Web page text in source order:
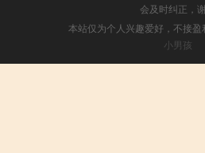
会及时纠正，
本站仅为个人兴趣爱好，不接
小男孩